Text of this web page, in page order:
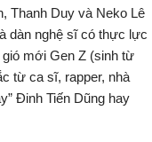
Thanh Duy và Neko Lê
dàn nghệ sĩ có thực lực
gió mới Gen Z (sinh từ
từ ca sĩ, rapper, nhà
Đinh Tiến Dũng hay